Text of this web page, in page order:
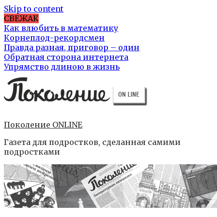
Skip to content
СВЕЖАК
Как влюбить в математику
Корнеплод-рекордсмен
Правда разная, приговор – один
Обратная сторона интернета
Упрямство длиною в жизнь
Поколение ONLINE
Газета для подростков, сделанная самими
подростками